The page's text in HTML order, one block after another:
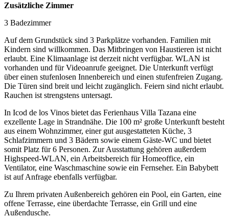
Zusätzliche Zimmer
3 Badezimmer
Auf dem Grundstück sind 3 Parkplätze vorhanden. Familien mit
Kindern sind willkommen. Das Mitbringen von Haustieren ist nicht
erlaubt. Eine Klimaanlage ist derzeit nicht verfügbar. WLAN ist
vorhanden und für Videoanrufe geeignet. Die Unterkunft verfügt
über einen stufenlosen Innenbereich und einen stufenfreien Zugang.
Die Türen sind breit und leicht zugänglich. Feiern sind nicht erlaubt.
Rauchen ist strengstens untersagt.
In Icod de los Vinos bietet das Ferienhaus Villa Tazana eine
exzellente Lage in Strandnähe. Die 100 m² große Unterkunft besteht
aus einem Wohnzimmer, einer gut ausgestatteten Küche, 3
Schlafzimmern und 3 Bädern sowie einem Gäste-WC und bietet
somit Platz für 6 Personen. Zur Ausstattung gehören außerdem
Highspeed-WLAN, ein Arbeitsbereich für Homeoffice, ein
Ventilator, eine Waschmaschine sowie ein Fernseher. Ein Babybett
ist auf Anfrage ebenfalls verfügbar.
Zu Ihrem privaten Außenbereich gehören ein Pool, ein Garten, eine
offene Terrasse, eine überdachte Terrasse, ein Grill und eine
Außendusche.